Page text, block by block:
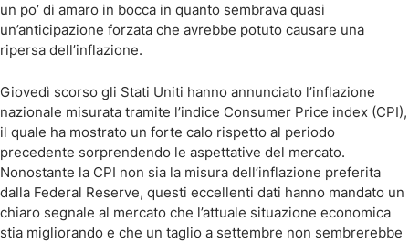
un po’ di amaro in bocca in quanto sembrava quasi
un’anticipazione forzata che avrebbe potuto causare una
ripersa dell’inflazione.
Giovedì scorso gli Stati Uniti hanno annunciato l’inflazione
nazionale misurata tramite l’indice Consumer Price index (CPI),
il quale ha mostrato un forte calo rispetto al periodo
precedente sorprendendo le aspettative del mercato.
Nonostante la CPI non sia la misura dell’inflazione preferita
dalla Federal Reserve, questi eccellenti dati hanno mandato un
chiaro segnale al mercato che l’attuale situazione economica
stia migliorando e che un taglio a settembre non sembrerebbe